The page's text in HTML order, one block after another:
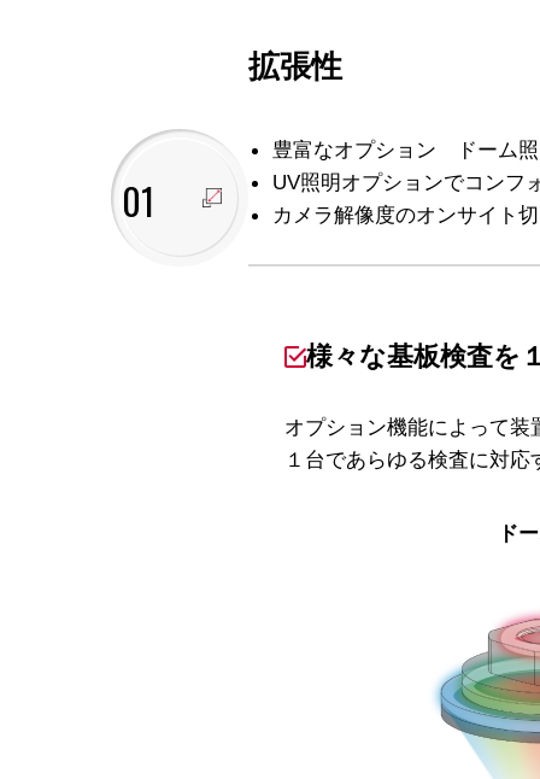
01
拡張性
豊富なオプション ドーム
UV照明オプションでコンフ
カメラ解像度のオンサイト
様々な基板検査を
オプション機能によって
１台であらゆる検査に対
ド